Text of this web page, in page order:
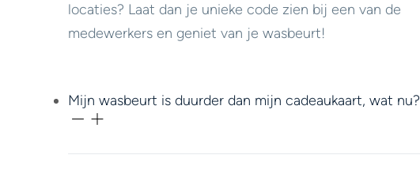
locaties? Laat dan je unieke code zien bij een van de
medewerkers en geniet van je wasbeurt!
Mijn wasbeurt is duurder dan mijn cadeaukaart, wat nu?